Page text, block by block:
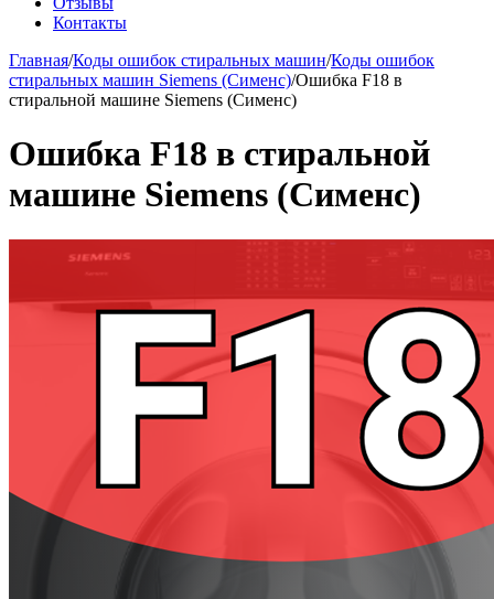
Контакты
Главная/Коды ошибок стиральных машин/Коды ошибок
стиральных машин Siemens (Сименс)/Ошибка F18 в
стиральной машине Siemens (Сименс)
Ошибка F18 в стиральной
машине Siemens (Сименс)